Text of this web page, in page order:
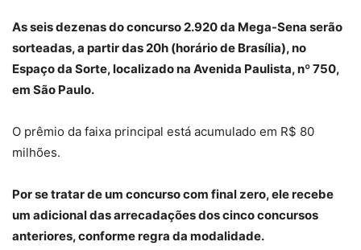
As seis dezenas do concurso 2.920 da Mega-Sena serão
sorteadas, a partir das 20h (horário de Brasília), no
Espaço da Sorte, localizado na Avenida Paulista, nº 750,
em São Paulo.
O prêmio da faixa principal está acumulado em R$ 80
milhões.
Por se tratar de um concurso com final zero, ele recebe
um adicional das arrecadações dos cinco concursos
anteriores, conforme regra da modalidade.